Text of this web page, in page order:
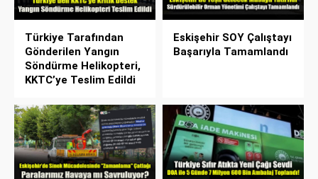
Türkiye Tarafından
Gönderilen Yangın
Söndürme Helikopteri,
KKTC’ye Teslim Edildi
Eskişehir SOY Çalıştayı
Başarıyla Tamamlandı